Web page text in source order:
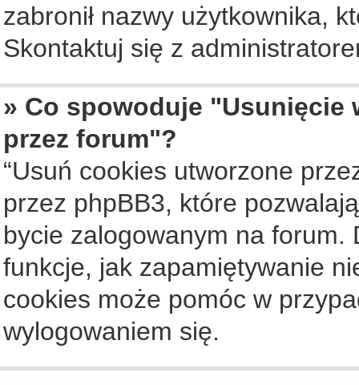
zabronił nazwy użytkownika,
Skontaktuj się z
» Co spowoduje
przez forum"?
“Usuń cookies utworzone
przez phpBB3, które
bycie zalogowanym na forum.
funkcje, jak zapamiętywanie
cookies może pomóc w
wylogowaniem się.